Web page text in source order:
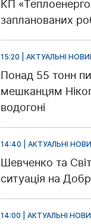
КП
запланованих
15:20 | АКТУАЛЬНІ
Понад 55 тонн
мешканцям
водогоні
14:40 | АКТУАЛЬНІ
Шевченко та
ситуація на
14:00 | АКТУАЛЬНІ